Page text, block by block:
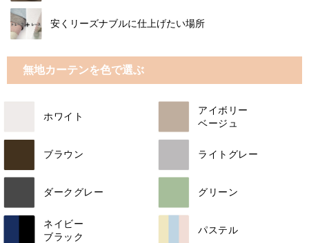
安くリーズナブルに仕上げたい場所
無地カーテンを色で選ぶ
ホワイト
アイボリー
ベージュ
ブラウン ライトグレー
ダークグレー グリーン
ネイビー
ブラック
パステル